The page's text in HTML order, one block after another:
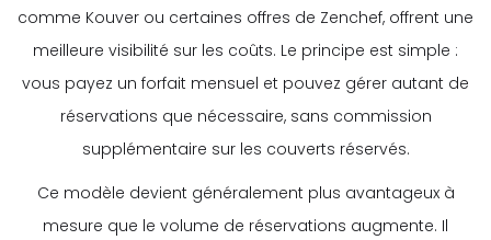
comme Kouver ou certaines offres de Zenchef, offrent une
meilleure visibilité sur les coûts. Le principe est simple :
vous payez un forfait mensuel et pouvez gérer autant de
réservations que nécessaire, sans commission
supplémentaire sur les couverts réservés.
Ce modèle devient généralement plus avantageux à
mesure que le volume de réservations augmente. Il